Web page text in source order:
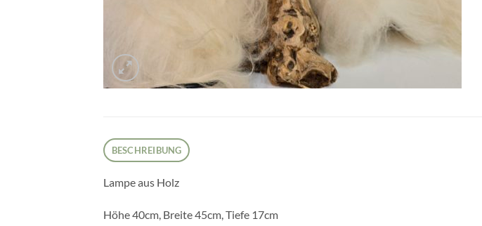
BESCHREIBUNG
Lampe aus Holz
Höhe 40cm, Breite 45cm, Tiefe 17cm